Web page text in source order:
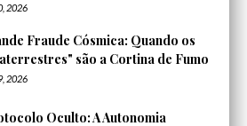
2026
Fraude Cósmica: Quando os
são a Cortina de Fumo
2026
Oculto: A Autonomia